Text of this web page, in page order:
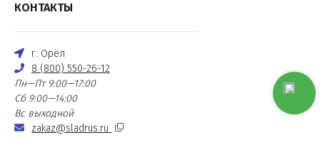
КОНТАКТЫ
г. Орёл
8 (800) 550-26-12
Пн—Пт 9:00—17:00
Сб 9:00—14:00
Вс выходной
zakaz@sladrus.ru